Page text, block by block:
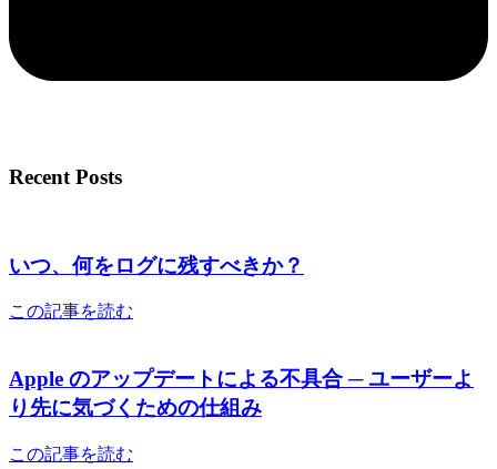
Recent Posts
いつ、何をログに残すべきか？
この記事を読む
Apple のアップデートによる不具合 ─ ユーザーよ
り先に気づくための仕組み
この記事を読む